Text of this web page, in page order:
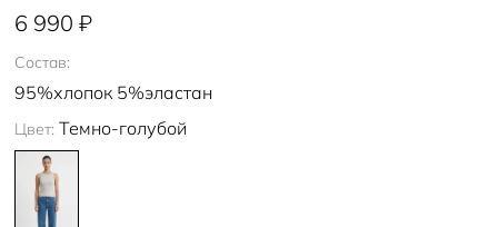
6 990 ₽
Состав:
95%хлопок 5%эластан
Цвет: Темно-голубой